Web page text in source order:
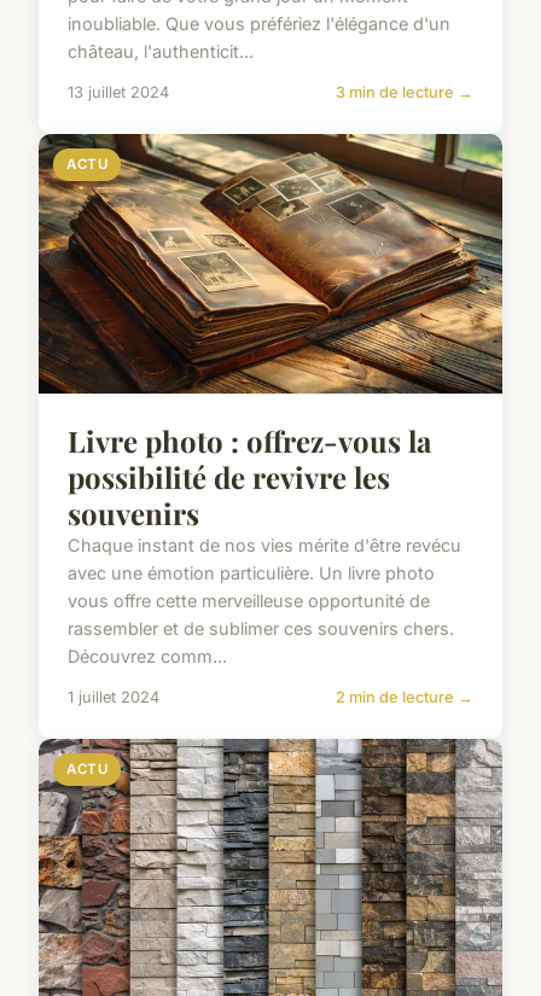
inoubliable. Que vous préfériez l'élégance d'un
château, l'authenticit...
13 juillet 2024 3 min de lecture →
ACTU
Livre photo : offrez-vous la
possibilité de revivre les
souvenirs
Chaque instant de nos vies mérite d'être revécu
avec une émotion particulière. Un livre photo
vous offre cette merveilleuse opportunité de
rassembler et de sublimer ces souvenirs chers.
Découvrez comm...
1 juillet 2024 2 min de lecture →
ACTU